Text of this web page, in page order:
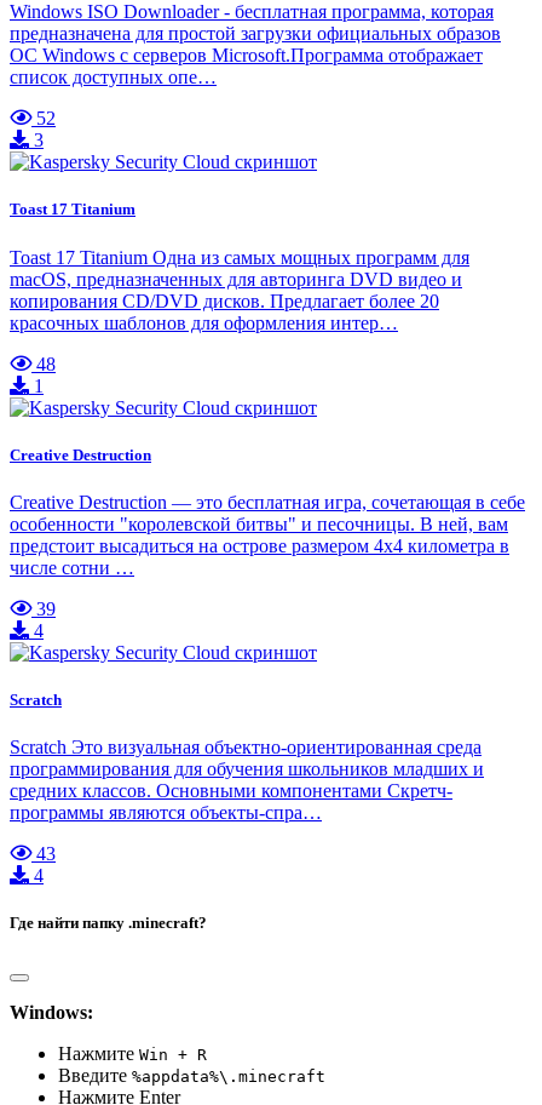
Windows ISO Downloader - бесплатная программа, которая
предназначена для простой загрузки официальных образов
ОС Windows с серверов Microsoft.Программа отображает
список доступных опе…
52
3
Toast 17 Titanium
Toast 17 Titanium Одна из самых мощных программ для
macOS, предназначенных для авторинга DVD видео и
копирования CD/DVD дисков. Предлагает более 20
красочных шаблонов для оформления интер…
48
1
Creative Destruction
Creative Destruction — это бесплатная игра, сочетающая в себе
особенности "королевской битвы" и песочницы. В ней, вам
предстоит высадиться на острове размером 4x4 километра в
числе сотни …
39
4
Scratch
Scratch Это визуальная объектно-ориентированная среда
программирования для обучения школьников младших и
средних классов. Основными компонентами Скретч-
программы являются объекты-спра…
43
4
Где найти папку .minecraft?
Windows:
Нажмите Win + R
Введите %appdata%\.minecraft
Нажмите Enter